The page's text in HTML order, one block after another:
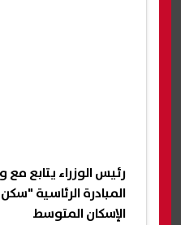
رئيس الوزراء يتابع مع
المبادرة الرئاسية
الإسكان المتوسط